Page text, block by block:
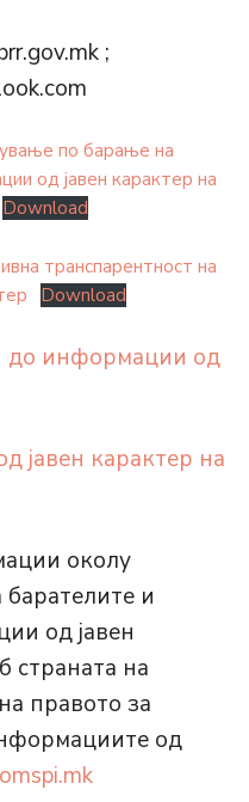
;
по барање на
од јавен карактер на
Download
транспарентност на
Download
до информации од
јавен карактер на
околу
и
од јавeн
страната на
правото за
од